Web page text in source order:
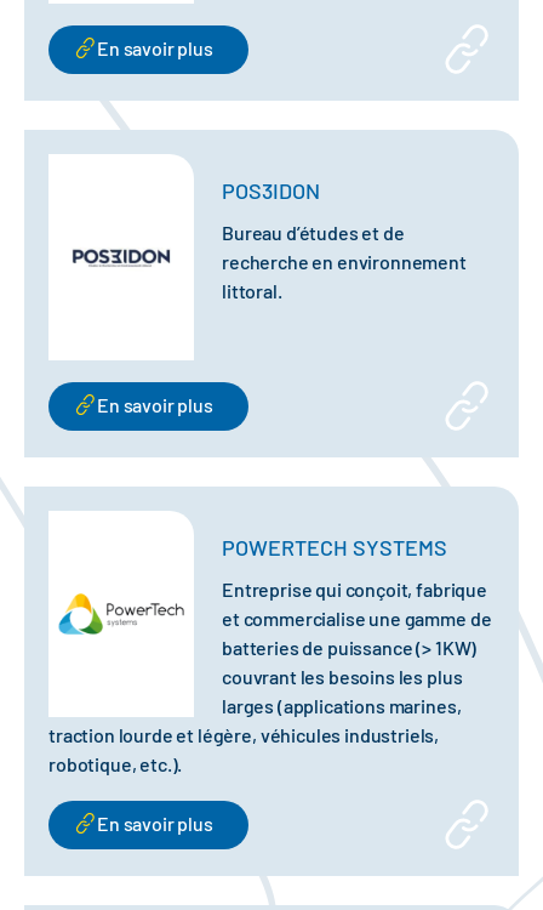
En savoir plus
POS3IDON
Bureau d’études et de
recherche en environnement
littoral.
En savoir plus
POWERTECH SYSTEMS
Entreprise qui conçoit, fabrique
et commercialise une gamme de
batteries de puissance (> 1KW)
couvrant les besoins les plus
larges (applications marines,
traction lourde et légère, véhicules industriels,
robotique, etc.).
En savoir plus